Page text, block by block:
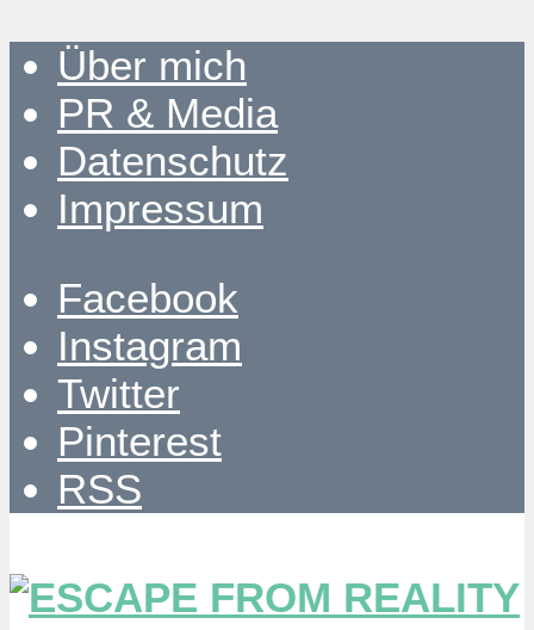
Über mich
PR & Media
Datenschutz
Impressum
Facebook
Instagram
Twitter
Pinterest
RSS